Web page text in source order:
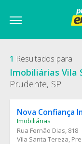
1 Resultados para
Imobiliárias Vila
Prudente, SP
Nova Confiança
Imobiliárias
Rua Fernão Dias, 818
Vila Santa Tereza,